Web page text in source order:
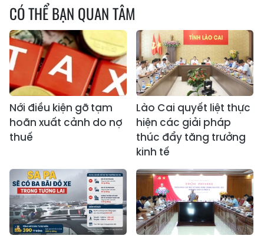
CÓ THỂ BẠN QUAN TÂM
Nới điều kiện gỡ tạm
hoãn xuất cảnh do nợ
thuế
Lào Cai quyết liệt thực
hiện các giải pháp
thúc đẩy tăng trưởng
kinh tế